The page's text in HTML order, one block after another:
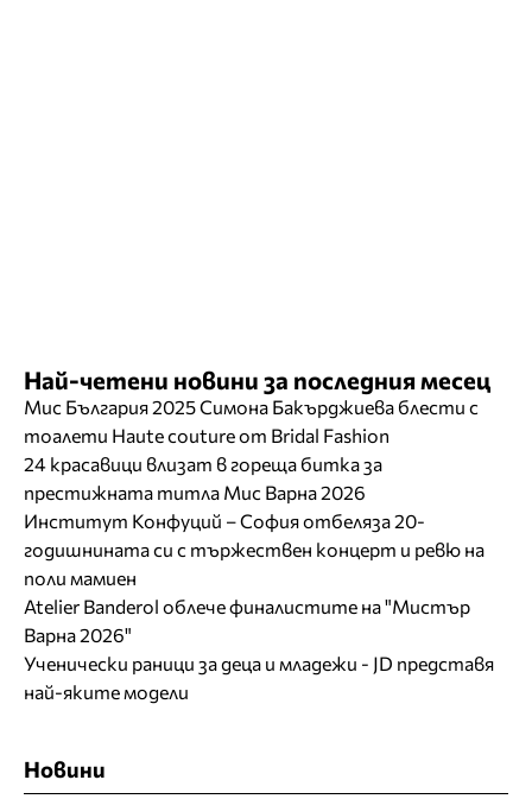
Най-четени новини за последния месец
Мис България 2025 Симона Бакърджиева блести с
тоалети Haute couture от Bridal Fashion
24 красавици влизат в гореща битка за
престижната титла Мис Варна 2026
Институт Конфуций – София отбеляза 20-
годишнината си с тържествен концерт и ревю на
поли мамиен
Atelier Banderol облече финалистите на "Мистър
Варна 2026"
Ученически раници за деца и младежи - JD представя
най-яките модели
Новини